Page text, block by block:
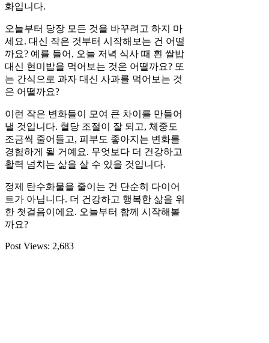
화입니다.
오늘부터 당장 모든 것을 바꾸려고 하지 마
세요. 대신 작은 것부터 시작해보는 건 어떨
까요? 예를 들어, 오늘 저녁 식사 때 흰 쌀밥
대신 현미밥을 먹어보는 것은 어떨까요? 또
는 간식으로 과자 대신 사과를 먹어보는 것
은 어떨까요?
이런 작은 변화들이 모여 큰 차이를 만들어
낼 것입니다. 혈당 조절이 잘 되고, 체중도
조금씩 줄어들고, 피부도 좋아지는 변화를
경험하게 될 거예요. 무엇보다 더 건강하고
활력 넘치는 삶을 살 수 있을 것입니다.
정제 탄수화물을 줄이는 건 단순히 다이어
트가 아닙니다. 더 건강하고 행복한 삶을 위
한 첫걸음이에요. 오늘부터 함께 시작해볼
까요?
Post Views: 2,683